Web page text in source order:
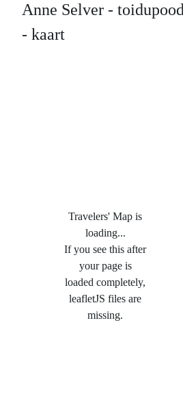
Anne Selver - toidupood
- kaart
Travelers' Map is
loading...
If you see this after
your page is
loaded completely,
leafletJS files are
missing.